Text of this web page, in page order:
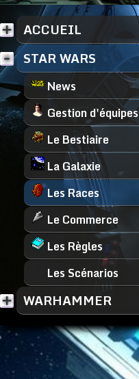
ACCUEIL
STAR WARS
News
Gestion d'équipes
Le Bestiaire
La Galaxie
Les Races
Le Commerce
Les Règles
Les Scénarios
WARHAMMER